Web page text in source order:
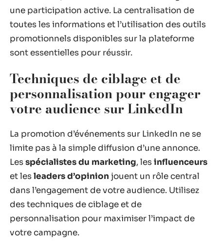
une participation active. La centralisation de
toutes les informations et l’utilisation des outils
promotionnels disponibles sur la plateforme
sont essentielles pour réussir.
Techniques de ciblage et de
personnalisation pour engager
votre audience sur LinkedIn
La promotion d’événements sur LinkedIn ne se
limite pas à la simple diffusion d’une annonce.
Lesspécialistes du marketing, lesinfluenceurs
et lesleaders d’opinion jouent un rôle central
dans l’engagement de votre audience. Utilisez
des techniques de ciblage et de
personnalisation pour maximiser l’impact de
votre campagne.